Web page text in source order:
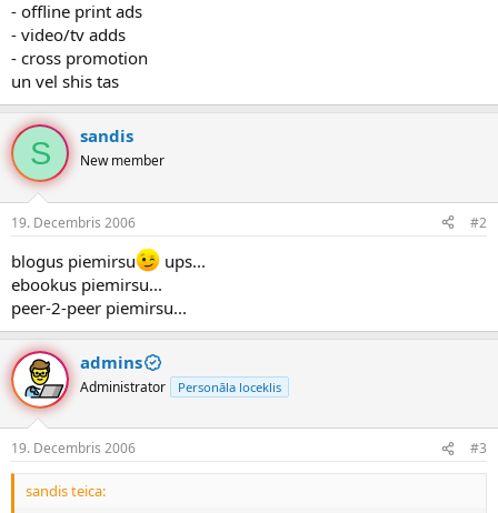
- offline print ads
- video/tv adds
- cross promotion
un vel shis tas
S sandis
New member
19. Decembris 2006 #2
blogus piemirsu
ups...
ebookus piemirsu...
peer-2-peer piemirsu...
admins
Administrator Personāla loceklis
19. Decembris 2006 #3
sandis teica: